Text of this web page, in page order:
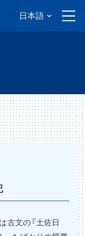
古文の『土佐日